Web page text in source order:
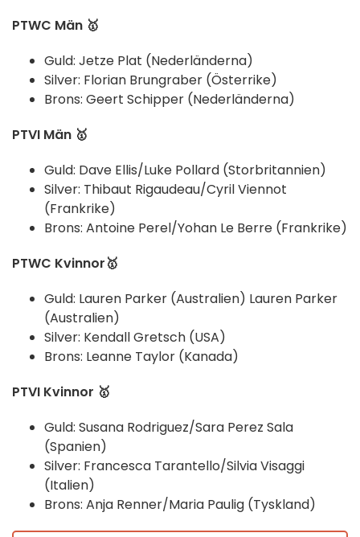
PTWC Män 🥇
Guld: Jetze Plat (Nederländerna)
Silver: Florian Brungraber (Österrike)
Brons: Geert Schipper (Nederländerna)
PTVI Män 🥇
Guld: Dave Ellis/Luke Pollard (Storbritannien)
Silver: Thibaut Rigaudeau/Cyril Viennot
(Frankrike)
Brons: Antoine Perel/Yohan Le Berre (Frankrike)
PTWC Kvinnor🥇
Guld: Lauren Parker (Australien) Lauren Parker
(Australien)
Silver: Kendall Gretsch (USA)
Brons: Leanne Taylor (Kanada)
PTVI Kvinnor 🥇
Guld: Susana Rodriguez/Sara Perez Sala
(Spanien)
Silver: Francesca Tarantello/Silvia Visaggi
(Italien)
Brons: Anja Renner/Maria Paulig (Tyskland)